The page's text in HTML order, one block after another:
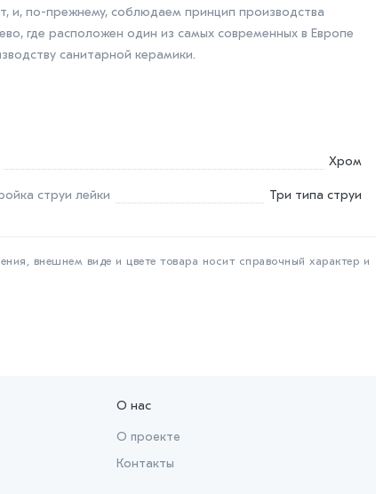
и, по-прежнему, соблюдаем принцип производства
где расположен один из самых современных в Европе
санитарной керамики.
Хром
струи лейки Три типа струи
внешнем виде и цвете товара носит справочный характер и
О нас
О проекте
Контакты